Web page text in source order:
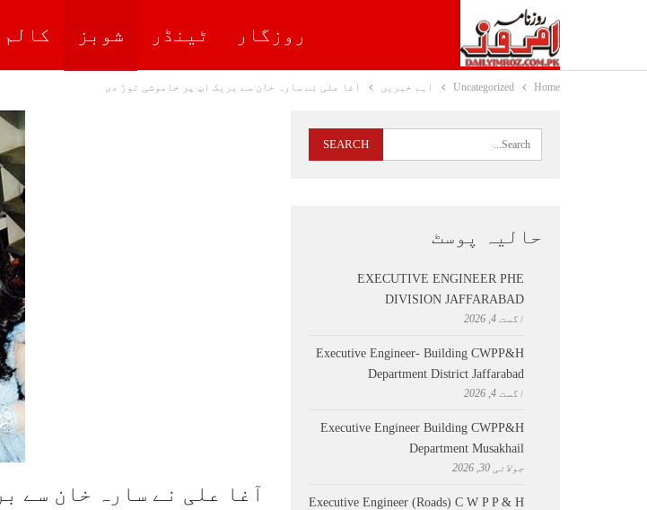
روزگار ٹینڈر شوبز کالم
Home
Uncategorized اہم خبریں آغا علی نے سارہ خان سے بریک اپ پر خاموشی توڑ دی
آغا علی نے سارہ خان سے
حالیہ پوسٹ
EXECUTIVE ENGINEER PHE
DIVISION JAFFARABAD
اگست 4, 2026
Executive Engineer- Building CWPP&H
Department District Jaffarabad
اگست 4, 2026
Executive Engineer Building CWPP&H
Department Musakhail
جولائی 30, 2026
Executive Engineer (Roads) C W P P & H